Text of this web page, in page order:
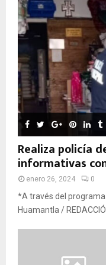
Realiza policía
informativas
enero 26, 2024 0
*A través del
Huamantla /